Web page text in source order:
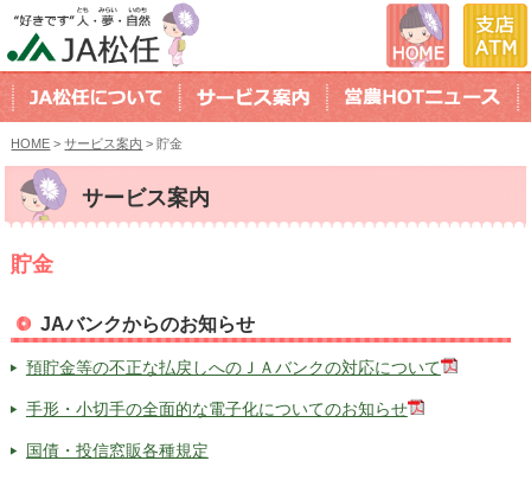
HOME >サービス案内 > 貯金
サービス案内
貯金
JAバンクからのお知らせ
預貯金等の不正な払戻しへのＪＡバンクの対応について
手形・小切手の全面的な電子化についてのお知らせ
国債・投信窓販各種規定